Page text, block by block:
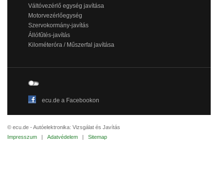
Váltóvezérlő egység javítása
Motorvezérlőegység
Szervokormány-javítás
Állófűtés-javítás
Kilométeróra / Műszerfal javítása
ecu.de a Facebookon
© ecu.de - Autóelektronika: Vizsgálat és Javítás
Impresszum
| Adatvédelem | Sitemap